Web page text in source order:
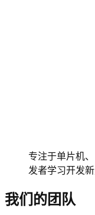
专注于单片机
发者学习开发
我们的团队